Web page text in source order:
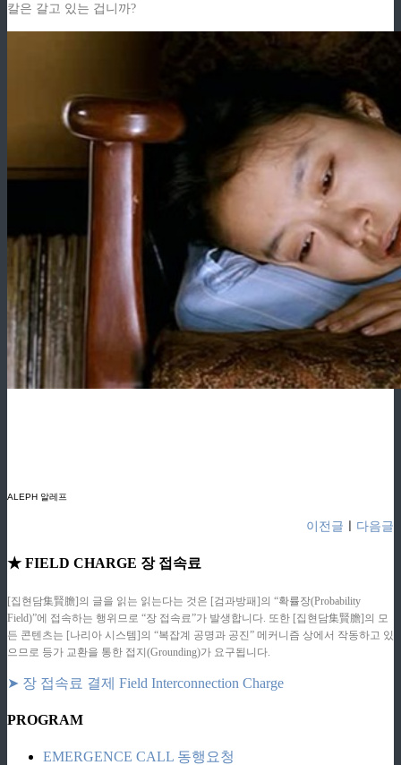
칼은 갈고 있는 겁니까?
ALEPH 알레프
이전글 다음글
★ FIELD CHARGE 장 접속료
[집현담集賢膽]의 글을 읽는 읽는다는 것은 [검과방패]의 “확률장(Probability
Field)”에 접속하는 행위므로 “장 접속료”가 발생합니다. 또한 [집현담集賢膽]의 모
든 콘텐츠는 [나리아 시스템]의 “복잡계 공명과 공진” 메커니즘 상에서 작동하고 있
으므로 등가 교환을 통한 접지(Grounding)가 요구됩니다.
➤ 장 접속료 결제 Field Interconnection Charge
PROGRAM
EMERGENCE CALL 동행요청